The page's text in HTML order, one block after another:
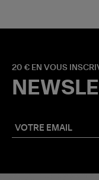
20 € EN VOUS